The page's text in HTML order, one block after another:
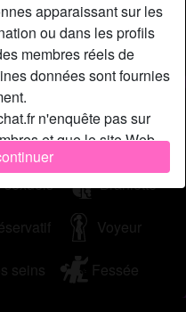
apparaissant sur les
ou dans les profils
membres réels de
données sont fournies
n'enquête pas sur
et que le site Web
l'exactitude des
Jeu de rôle
sexuels Branlette
Voyeur
seins Fessée